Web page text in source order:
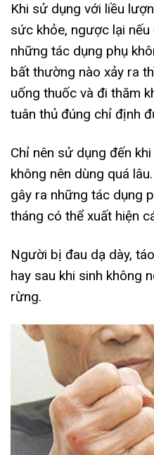
Khi sử dụng với liều
sức khỏe, ngược lại
những tác dụng phụ
bất thường nào xảy ra
uống thuốc và đi thăm
tuân thủ đúng chỉ định
Chỉ nên sử dụng đến
không nên dùng quá
gây ra những tác dụng
tháng có thể xuất hiện
Người bị đau dạ dày,
hay sau khi sinh không
rừng.